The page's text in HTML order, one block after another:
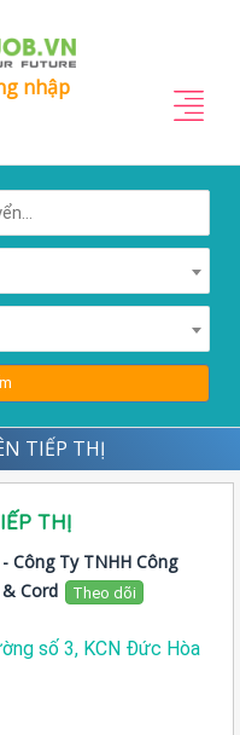
nhập
TIẾP THỊ
THỊ
Công Ty TNHH Công
Cord
Theo dõi
số 3, KCN Đức Hòa